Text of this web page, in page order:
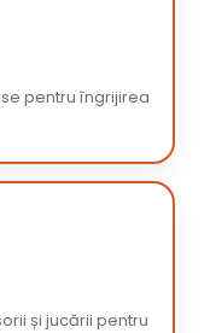
pentru îngrijirea
și jucării pentru